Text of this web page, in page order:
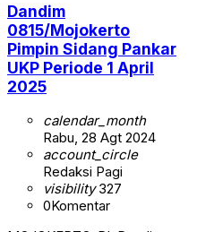
Dandim
0815/Mojokerto
Pimpin Sidang Pankar
UKP Periode 1 April
2025
calendar_month
Rabu, 28 Agt 2024
account_circle
Redaksi Pagi
visibility327
0Komentar